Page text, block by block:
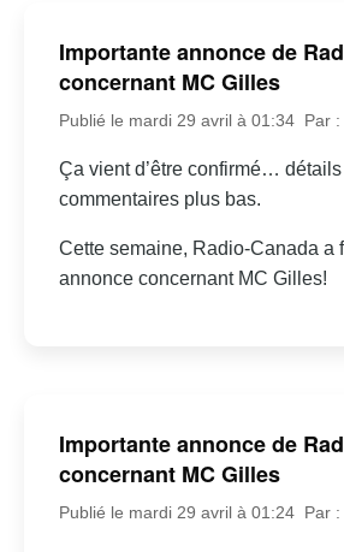
Importante annonce de
concernant MC Gilles
Publié le mardi 29 avril à 01:34 Par
Ça vient d’être confirmé…
commentaires plus bas.
Cette semaine, Radio-Canada a
annonce concernant MC Gilles!
Importante annonce de
concernant MC Gilles
Publié le mardi 29 avril à 01:24 Par